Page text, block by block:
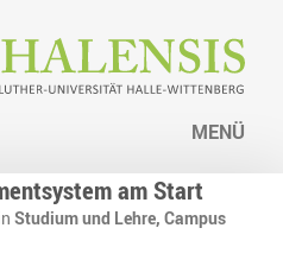
MENÜ
am Start
Studium und Lehre, Campus